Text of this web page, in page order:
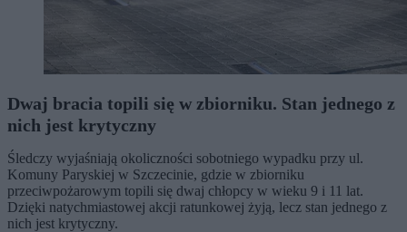
Dwaj bracia topili się w zbiorniku. Stan jednego z
nich jest krytyczny
Śledczy wyjaśniają okoliczności sobotniego wypadku przy ul.
Komuny Paryskiej w Szczecinie, gdzie w zbiorniku
przeciwpożarowym topili się dwaj chłopcy w wieku 9 i 11 lat.
Dzięki natychmiastowej akcji ratunkowej żyją, lecz stan jednego z
nich jest krytyczny.